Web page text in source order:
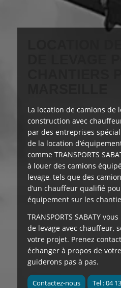
LOCATION
La location de camions de
construction avec
par des entreprises
de la location
comme TRANSPORTS
à louer des camions
levage, tels que des
d’un chauffeur qualifié
équipement sur les
TRANSPORTS SABATY vous
de levage avec chauffeur,
votre projet. Prenez
échanger à propos de
guiderons pas à pas.
Contactez-nous Tel : 04